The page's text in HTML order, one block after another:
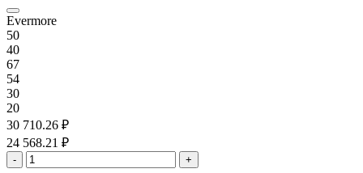
Evermore
50
40
67
54
30
20
30 710.26 ₽
24 568.21 ₽
- +